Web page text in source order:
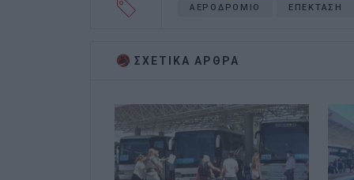
ΑΕΡΟΔΡΟΜΙΟ ΕΠΕΚΤΑΣΗ
ΣΧΕΤΙΚA AΡΘΡΑ